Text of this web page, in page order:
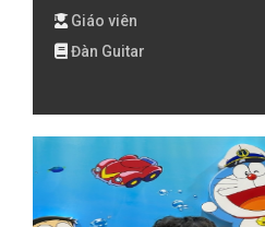
Giáo viên
Đàn Guitar